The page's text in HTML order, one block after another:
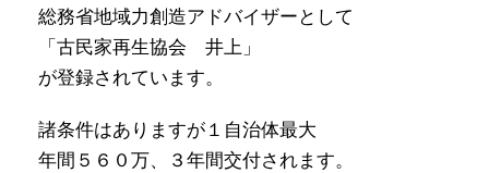
総務省地域力創造アドバイザーとして
「古民家再生協会 井上」
が登録されています。
諸条件はありますが１自治体最大
年間５６０万、３年間交付されます。